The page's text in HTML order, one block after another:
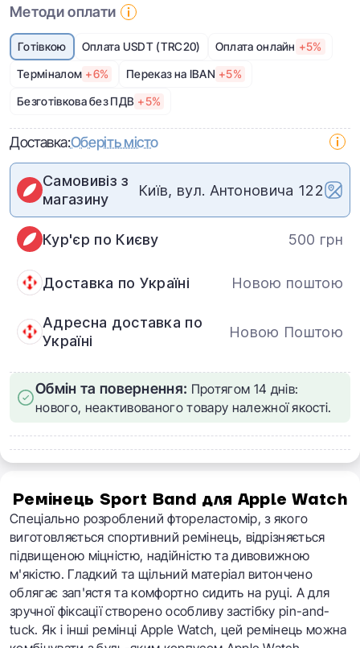
Методи оплати
Готівкою Оплата USDT (TRC20) Оплата онлайн +5%
Терміналом +6% Переказ на IBAN +5%
Безготівкова без ПДВ +5%
Доставка:Оберіть місто
Самовивіз з
магазину
Київ, вул. Антоновича 122
Кур'єр по Києву 500 грн
Доставка по Україні Новою поштою
Адресна доставка по
Україні
Новою Поштою
Обмін та повернення: Протягом 14 днів:
нового, неактивованого товару належної якості.
Ремінець Sport Band для Apple Watch​
Спеціально розроблений фтореластомір, з якого
виготовляється спортивний ремінець, відрізняється
підвищеною міцністю, надійністю та дивовижною
м'якістю. Гладкий та щільний матеріал витончено
облягає зап'ястя та комфортно сидить на руці. А для
зручної фіксації створено особливу застібку pin-and-
tuck. Як і інші ремінці Apple Watch, цей ремінець можна